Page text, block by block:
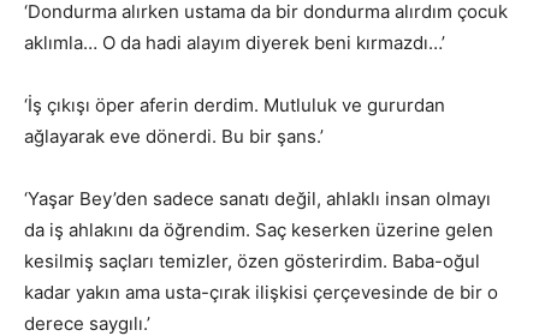
‘Dondurma alırken ustama da bir dondurma alırdım çocuk
aklımla… O da hadi alayım diyerek beni kırmazdı…’
‘İş çıkışı öper aferin derdim. Mutluluk ve gururdan
ağlayarak eve dönerdi. Bu bir şans.’
‘Yaşar Bey’den sadece sanatı değil, ahlaklı insan olmayı
da iş ahlakını da öğrendim. Saç keserken üzerine gelen
kesilmiş saçları temizler, özen gösterirdim. Baba-oğul
kadar yakın ama usta-çırak ilişkisi çerçevesinde de bir o
derece saygılı.’